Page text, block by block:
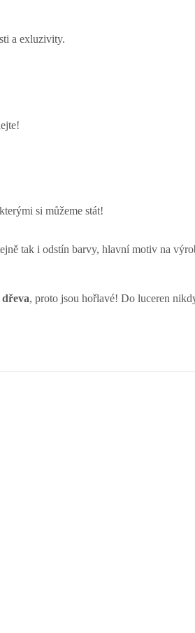
a exluzivity.
si můžeme stát!
tak i odstín barvy, hlavní motiv na
dřeva, proto jsou hořlavé! Do luceren